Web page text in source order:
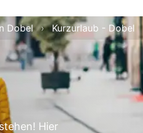
Hier
Dobel Kurzurlaub - Dobel